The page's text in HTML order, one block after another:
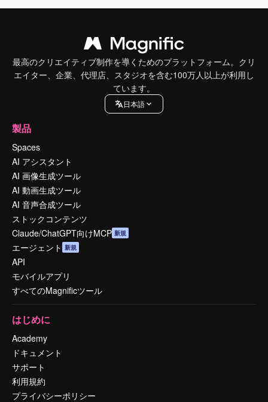
最高のクリエイティブ制作を導くためのプラットフォーム。クリ
エイター、企業、代理店、スタジオを含む100万人以上が利用し
ています。
日本語
製品
Spaces
AI アシスタント
AI 画像生成ツール
AI 動画生成ツール
AI 音声合成ツール
ストックコンテンツ
Claude/ChatGPT向けMCP 新規
エージェント 新規
API
モバイルアプリ
すべてのMagnificツール
はじめに
Academy
ドキュメント
サポート
利用規約
プライバシーポリシー